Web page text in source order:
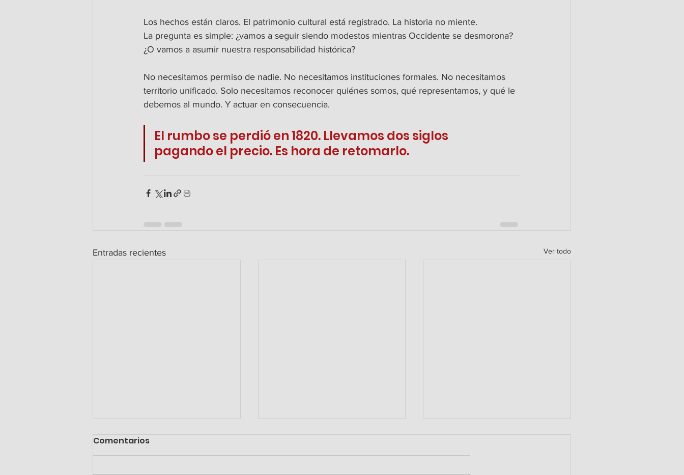
Los hechos están claros. El patrimonio cultural está registrado. La historia no miente.
La pregunta es simple: ¿vamos a seguir siendo modestos mientras Occidente se desmorona?
¿O vamos a asumir nuestra responsabilidad histórica?
No necesitamos permiso de nadie. No necesitamos instituciones formales. No necesitamos
territorio unificado. Solo necesitamos reconocer quiénes somos, qué representamos, y qué le
debemos al mundo. Y actuar en consecuencia.
El rumbo se perdió en 1820. Llevamos dos siglos
pagando el precio. Es hora de retomarlo.
Entradas recientes Ver todo
Comentarios